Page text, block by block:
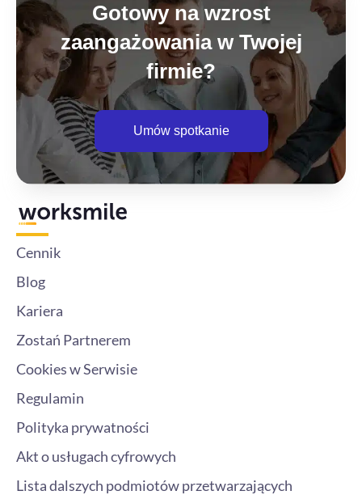
Gotowy na wzrost
zaangażowania w Twojej
firmie?
Umów spotkanie
Cennik
Blog
Kariera
Zostań Partnerem
Cookies w Serwisie
Regulamin
Polityka prywatności
Akt o usługach cyfrowych
Lista dalszych podmiotów przetwarzających